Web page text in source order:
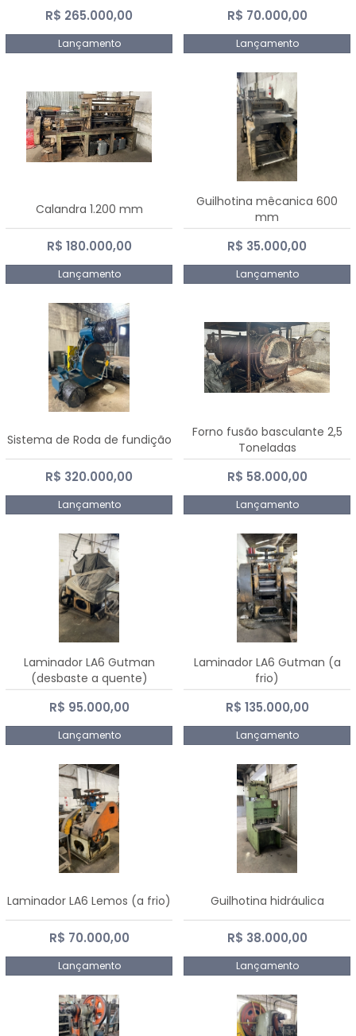
R$ 265.000,00
Lançamento
R$ 70.000,00
Lançamento
Calandra 1.200 mm
R$ 180.000,00
Lançamento
Guilhotina mêcanica 600
mm
R$ 35.000,00
Lançamento
Sistema de Roda de fundição
R$ 320.000,00
Lançamento
Forno fusão basculante 2,5
Toneladas
R$ 58.000,00
Lançamento
Laminador LA6 Gutman
(desbaste a quente)
R$ 95.000,00
Lançamento
Laminador LA6 Gutman (a
frio)
R$ 135.000,00
Lançamento
Laminador LA6 Lemos (a frio)
R$ 70.000,00
Lançamento
Guilhotina hidráulica
R$ 38.000,00
Lançamento